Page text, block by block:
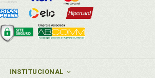
INSTITUCIONAL